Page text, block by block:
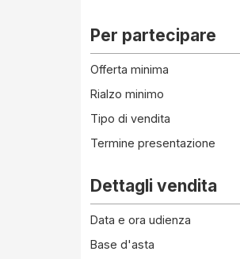
Per partecipare
Offerta minima
Rialzo minimo
Tipo di vendita
Termine presentazione
Dettagli vendita
Data e ora udienza
Base d'asta